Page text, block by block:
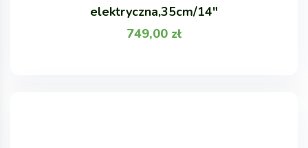
elektryczna,35cm/14"
749,00 zł